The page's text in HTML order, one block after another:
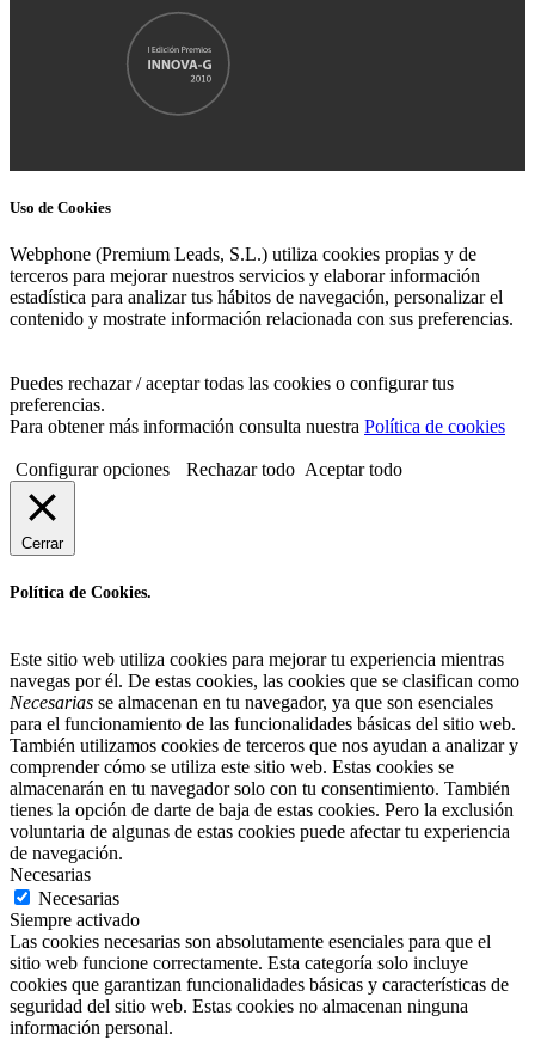
Uso de Cookies
Webphone (Premium Leads, S.L.) utiliza cookies propias y de
terceros para mejorar nuestros servicios y elaborar información
estadística para analizar tus hábitos de navegación, personalizar el
contenido y mostrate información relacionada con sus preferencias.
Puedes rechazar / aceptar todas las cookies o configurar tus
preferencias.
Para obtener más información consulta nuestra Política de cookies
Configurar opciones Rechazar todo Aceptar todo
Cerrar
Política de Cookies.
Este sitio web utiliza cookies para mejorar tu experiencia mientras
navegas por él. De estas cookies, las cookies que se clasifican como
Necesarias se almacenan en tu navegador, ya que son esenciales
para el funcionamiento de las funcionalidades básicas del sitio web.
También utilizamos cookies de terceros que nos ayudan a analizar y
comprender cómo se utiliza este sitio web. Estas cookies se
almacenarán en tu navegador solo con tu consentimiento. También
tienes la opción de darte de baja de estas cookies. Pero la exclusión
voluntaria de algunas de estas cookies puede afectar tu experiencia
de navegación.
Necesarias
Necesarias
Siempre activado
Las cookies necesarias son absolutamente esenciales para que el
sitio web funcione correctamente. Esta categoría solo incluye
cookies que garantizan funcionalidades básicas y características de
seguridad del sitio web. Estas cookies no almacenan ninguna
información personal.